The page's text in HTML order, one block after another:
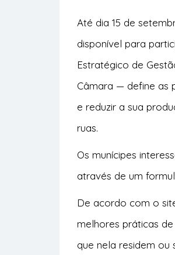
Até dia 15 de
disponível para
Estratégico de
Câmara — define as
e reduzir a sua
ruas.
Os munícipes
através de um
De acordo com o
melhores práticas
que nela residem